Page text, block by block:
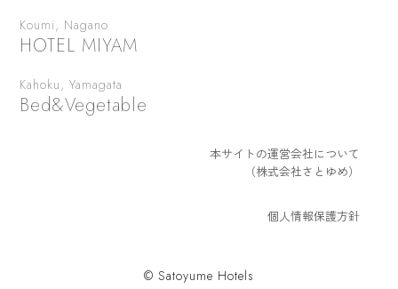
Koumi, Nagano
HOTEL MIYAM
Kahoku, Yamagata
Bed&Vegetable
本サイトの運営会社について
（株式会社さとゆめ）
個人情報保護方針
© Satoyume Hotels